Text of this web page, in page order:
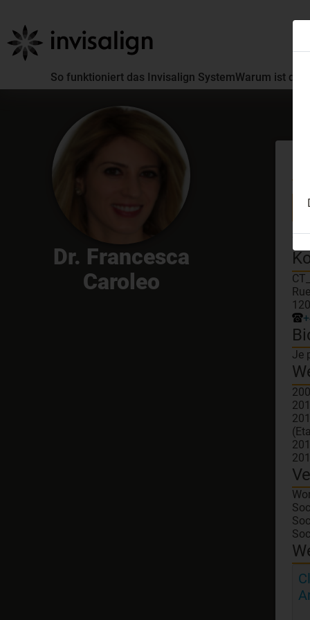
So funktioniert das Invisalign SystemWarum ist die
Dr. Francesca
Caroleo
Je